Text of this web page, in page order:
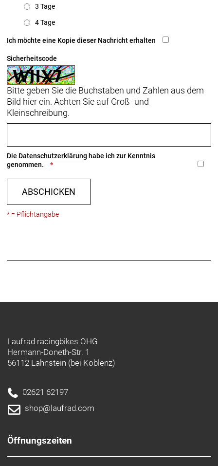
3 Tage
4 Tage
Ich möchte eine Kopie dieser Nachricht erhalten
Sicherheitscode
Bitte geben Sie die Buchstaben und Zahlen aus dem
Bild hier ein. Achten Sie auf Groß- und
Kleinschreibung.
Die Datenschutzerklärung habe ich zur Kenntnis
genommen.
ABSCHICKEN
* = Pflichtangabe
Laufrad racingbikes OHG
Hermann-Doneth-Str. 1
56112 Lahnstein (bei Koblenz)
02621 62197
shop@laufrad.com
Öffnungszeiten